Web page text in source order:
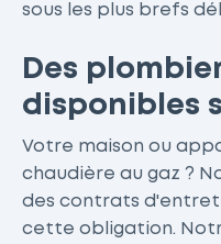
sous les plus brefs
Des
disponibles
Votre maison ou
chaudière au gaz ?
des contrats
cette obligation.